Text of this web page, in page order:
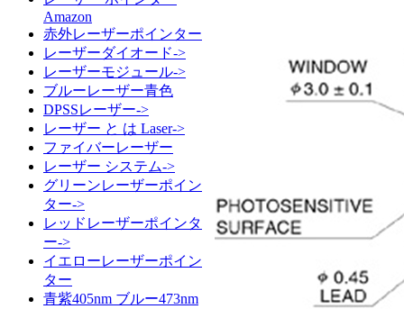
Amazon
赤外レーザーポインター
レーザーダイオード->
レーザーモジュール->
ブルーレーザー青色
DPSSレーザー->
レーザー と は Laser->
ファイバーレーザー
レーザー システム->
グリーンレーザーポイン
ター->
レッドレーザーポインタ
ー->
イエローレーザーポイン
ター
青紫405nm ブルー473nm